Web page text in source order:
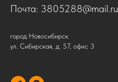
Почта: 3805288@mail.ru
город Новосибирск
ул. Сибирская, д. 57, офис 3